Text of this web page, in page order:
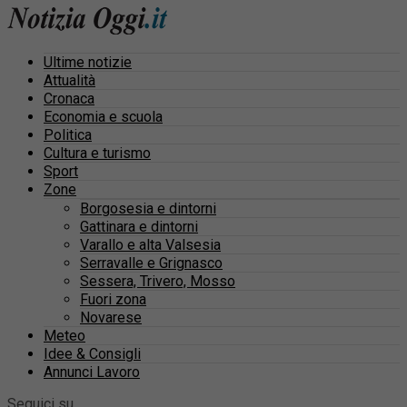
Ultime notizie
Attualità
Cronaca
Economia e scuola
Politica
Cultura e turismo
Sport
Zone
Borgosesia e dintorni
Gattinara e dintorni
Varallo e alta Valsesia
Serravalle e Grignasco
Sessera, Trivero, Mosso
Fuori zona
Novarese
Meteo
Idee & Consigli
Annunci Lavoro